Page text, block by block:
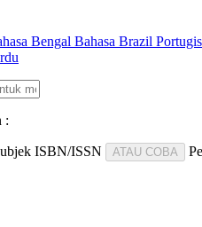
Bengal Bahasa Brazil Portugis
:
ISBN/ISSN ATAU COBA